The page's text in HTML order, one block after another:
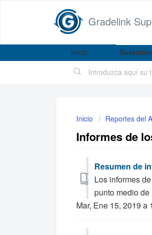
Gradelink
Inicio
Inicio Reportes del
Informes de
Resumen de
Los informes
punto medio de
Mar, Ene 15, 2019 a